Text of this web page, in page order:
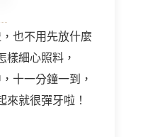
也不用先放什麼
樣細心照料，
十一分鐘一到，
來就很彈牙啦！